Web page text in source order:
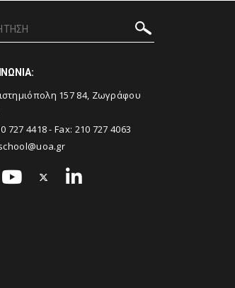
157 84, Ζωγράφου
727 4418- Fax: 210 727 4063